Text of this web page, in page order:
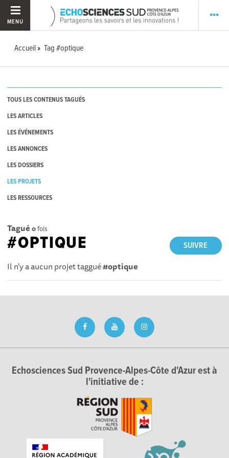
MENU
Accueil Tag #optique
TOUS LES CONTENUS TAGUÉS
LES ARTICLES
LES ÉVÉNEMENTS
LES ANNONCES
LES DOSSIERS
LES PROJETS
LES RESSOURCES
Tagué 0fois
SUIVRE
#OPTIQUE
Il n'y a aucun projet taggué#optique
Echosciences Sud Provence-Alpes-Côte d'Azur est à
l'initiative de :